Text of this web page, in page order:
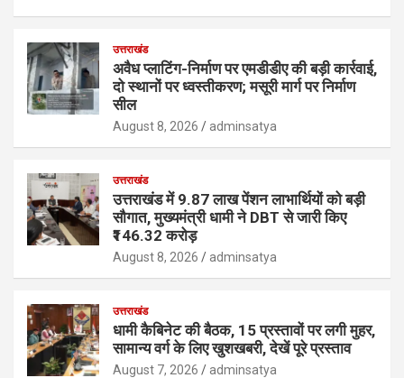
उत्तराखंड
अवैध प्लाटिंग-निर्माण पर एमडीडीए की बड़ी कार्रवाई,
दो स्थानों पर ध्वस्तीकरण; मसूरी मार्ग पर निर्माण
सील
August 8, 2026 adminsatya
उत्तराखंड
उत्तराखंड में 9.87 लाख पेंशन लाभार्थियों को बड़ी
सौगात, मुख्यमंत्री धामी ने DBT से जारी किए
₹146.32 करोड़
August 8, 2026 adminsatya
उत्तराखंड
धामी कैबिनेट की बैठक, 15 प्रस्तावों पर लगी मुहर,
सामान्य वर्ग के लिए खुशखबरी, देखें पूरे प्रस्ताव
August 7, 2026 adminsatya